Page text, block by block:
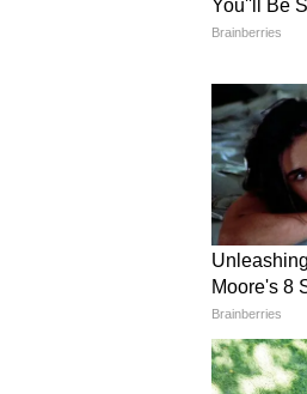
इस पाबंदी
कमियों
पहुंची,
किसी
क्रिटिकल
पर्दे के
हालांकि,
लॉन्च से
इसकी
एक